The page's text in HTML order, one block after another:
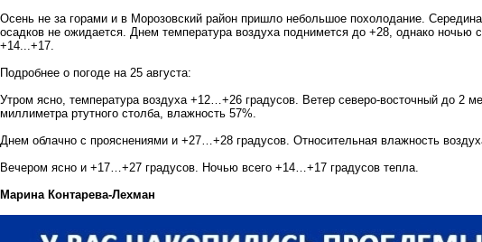
Осень не за горами и в Морозовский район пришло небольшое похолодание.
осадков не ожидается. Днем температура воздуха поднимется до +28, однако ночью
+14...+17.
Подробнее о погоде на 25 августа:
Утром ясно, температура воздуха +12…+26 градусов. Ветер северо-восточный до 2
миллиметра ртутного столба, влажность 57%.
Днем облачно с прояснениями и +27…+28 градусов. Относительная влажность
Вечером ясно и +17…+27 градусов. Ночью всего +14…+17 градусов тепла.
Марина Контарева-Лехман